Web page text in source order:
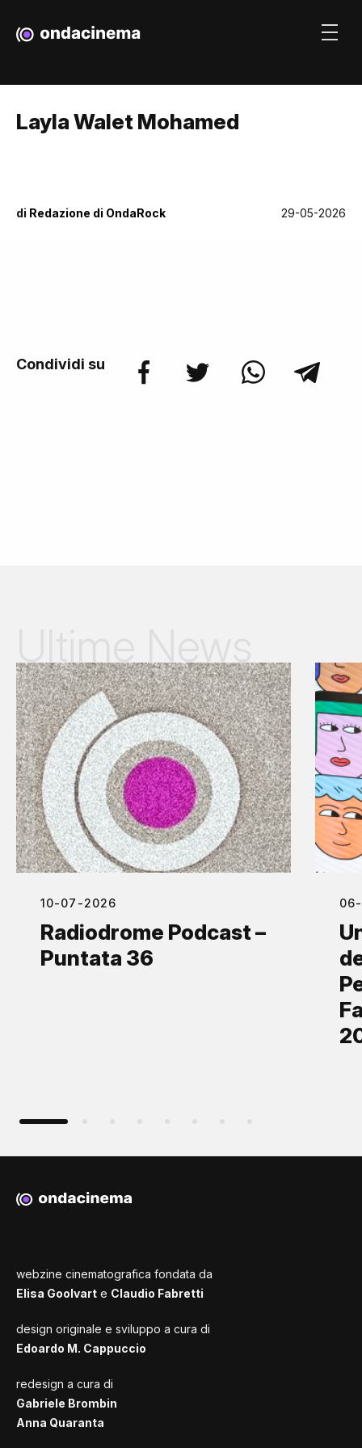
Layla Walet Mohamed
di Redazione di OndaRock 29-05-2026
Condividi su
10-07-2026
Radiodrome Podcast –
Puntata 36
webzine cinematografica fondata da
Elisa Goolvart e Claudio Fabretti
design originale e sviluppo a cura di
Edoardo M. Cappuccio
redesign a cura di
Gabriele Brombin
Anna Quaranta